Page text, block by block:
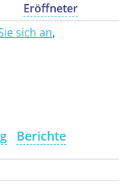
Eröffneter
sich an,
Berichte